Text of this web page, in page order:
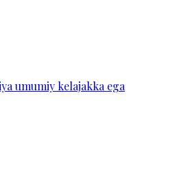
umumiy kelajakka ega